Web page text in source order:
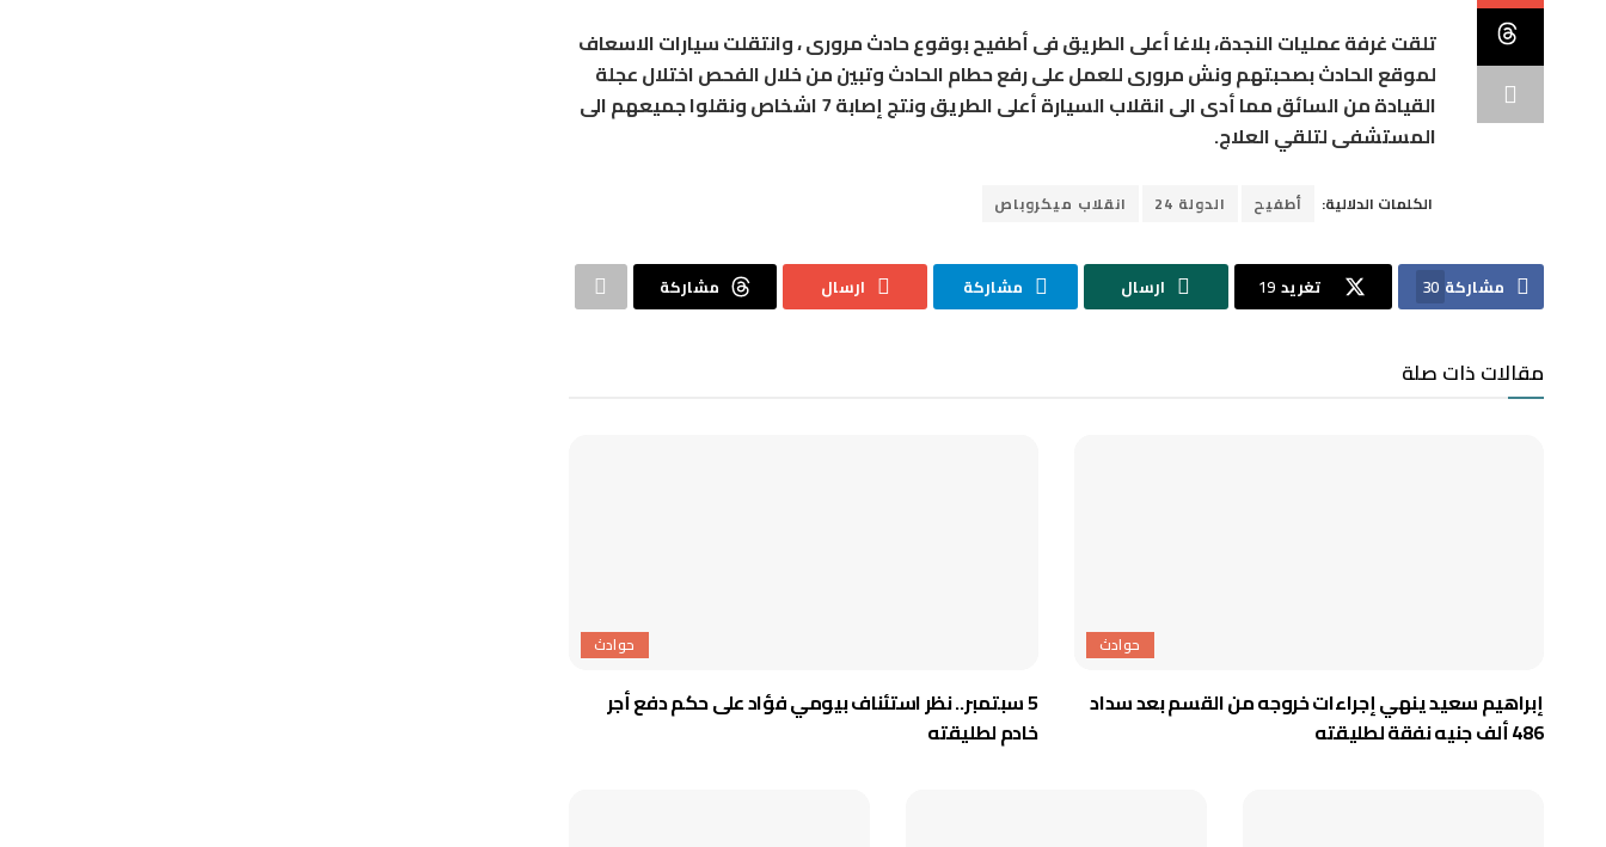
تلقت غرفة عمليات النجدة، بلاغا أعلى الطريق فى أطفيح بوقوع حادث مرورى ، وانتقلت سيارات الاسعاف
لموقع الحادث بصحبتهم ونش مرورى للعمل على رفع حطام الحادث وتبين من خلال الفحص اختلال عجلة
القيادة من السائق مما أدى الى انقلاب السيارة أعلى الطريق ونتج إصابة 7 اشخاص ونقلوا جميعهم الى
المستشفى لتلقي العلاج.
الكلمات الدلالية: أطفيح الدولة 24 انقلاب ميكروباص
مشاركة 30 تغريد 19 ارسال مشاركة ارسال مشاركة
مقالات ذات صلة
حوادث
إبراهيم سعيد ينهي إجراءات خروجه من القسم بعد سداد
486 ألف جنيه نفقة لطليقته
حوادث
5 سبتمبر.. نظر استئناف بيومي فؤاد على حكم دفع أجر
خادم لطليقته